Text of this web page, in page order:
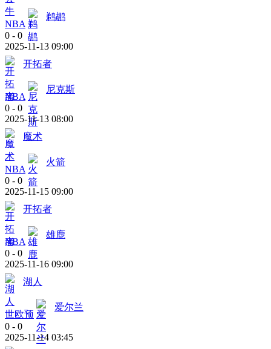
NBA
鹈鹕
0 - 0
2025-11-13 09:00
开拓者
NBA
尼克斯
0 - 0
2025-11-13 08:00
魔术
NBA
火箭
0 - 0
2025-11-15 09:00
开拓者
NBA
雄鹿
0 - 0
2025-11-16 09:00
湖人
世欧预
爱尔兰
0 - 0
2025-11-14 03:45